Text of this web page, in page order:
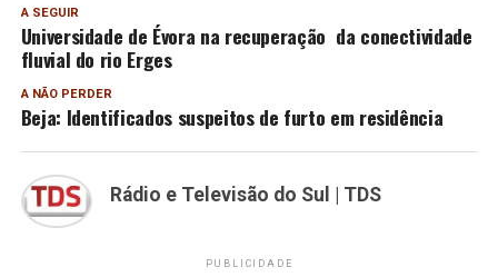
A SEGUIR
Universidade de Évora na recuperação da conectividade
fluvial do rio Erges
A NÃO PERDER
Beja: Identificados suspeitos de furto em residência
Rádio e Televisão do Sul | TDS
PUBLICIDADE